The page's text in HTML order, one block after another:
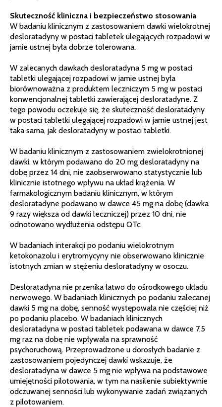
Skuteczność kliniczna i bezpieczeństwo stosowania
W badaniu klinicznym z zastosowaniem dawki wielokrotnej
desloratadyny w postaci tabletek ulegających rozpadowi w
jamie ustnej była dobrze tolerowana.
W zalecanych dawkach desloratadyna 5 mg w postaci
tabletki ulegającej rozpadowi w jamie ustnej była
biorównoważna z produktem leczniczym 5 mg w postaci
konwencjonalnej tabletki zawierającej desloratadyne. Z
tego powodu oczekuje się, że skuteczność desloratadyny
w postaci tabletki ulegającej rozpadowi w jamie ustnej jest
taka sama, jak desloratadyny w postaci tabletki.
W badaniu klinicznym z zastosowaniem zwielokrotnionej
dawki, w którym podawano do 20 mg desloratadyny na
dobę przez 14 dni, nie zaobserwowano statystycznie lub
klinicznie istotnego wpływu na układ krążenia. W
farmakologicznym badaniu klinicznym, w którym
desloratadyne podawano w dawce 45 mg na dobę (dawka
9 razy większa od dawki leczniczej) przez 10 dni, nie
odnotowano wydłużenia odstępu QTc.
W badaniach interakcji po podaniu wielokrotnym
ketokonazolu i erytromycyny nie obserwowano klinicznie
istotnych zmian w stężeniu desloratadyny w osoczu.
Desloratadyna nie przenika łatwo do ośrodkowego układu
nerwowego. W badaniach klinicznych po podaniu zalecanej
dawki 5 mg na dobę, senność występowała nie częściej niż
po podaniu placebo. W badaniach klinicznych
desloratadyna w postaci tabletek podawana w dawce 7,5
mg raz na dobę nie wpływała na sprawność
psychoruchową. Przeprowadzone u dorosłych badanie z
zastosowaniem pojedynczej dawki wskazuje, że
desloratadyna w dawce 5 mg nie wpływa na podstawowe
umiejętności pilotowania, w tym na nasilenie subiektywnie
odczuwanej senności lub wykonywanie zadań związanych
z pilotowaniem.